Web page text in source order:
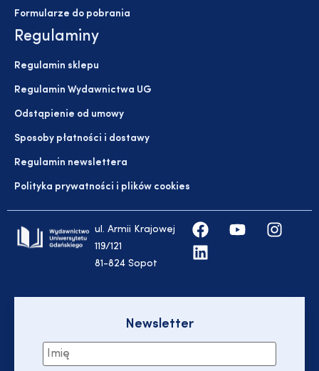
Formularze do pobrania
Regulaminy
Regulamin sklepu
Regulamin Wydawnictwa UG
Odstąpienie od umowy
Sposoby płatności i dostawy
Regulamin newslettera
Polityka prywatności i plików cookies
ul. Armii Krajowej
119/121
81-824 Sopot
Newsletter